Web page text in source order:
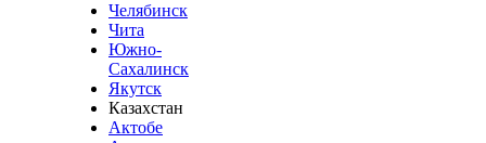
Челябинск
Чита
Южно-
Сахалинск
Якутск
Казахстан
Актобе